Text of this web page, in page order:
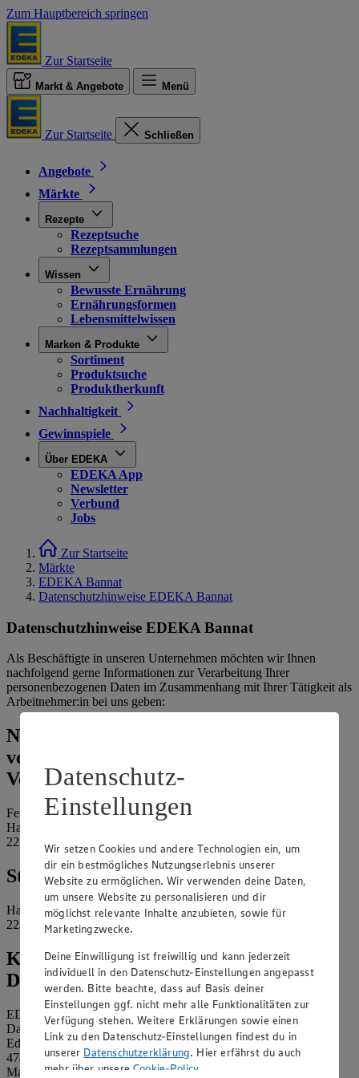
Zum Hauptbereich springen
Zur Startseite
Markt & Angebote Menü
Zur Startseite Schließen
Angebote
Märkte
Rezepte
Rezeptsuche
Rezeptsammlungen
Wissen
Bewusste Ernährung
Ernährungsformen
Lebensmittelwissen
Marken & Produkte
Sortiment
Produktsuche
Produktherkunft
Nachhaltigkeit
Gewinnspiele
Über EDEKA
EDEKA App
Newsletter
Verbund
Jobs
Zur Startseite
Märkte
EDEKA Bannat
Datenschutzhinweise EDEKA Bannat
Datenschutzhinweise EDEKA Bannat
Als Beschäftigte in unseren Unternehmen möchten wir Ihnen
nachfolgend gerne Informationen zur Verarbeitung Ihrer
personenbezogenen Daten im Zusammenhang mit Ihrer Tätigkeit als
Arbeitnehmer:in bei uns geben:
Name und Kontaktdaten der
verantwortlichen Stelle und ggf. deren
Vertretung:
Feinkost Bannat und Tochter KG
Harksheider Straße 2
22399 Hamburg
Standort des Marktes:
Harksheider Straße 2
22399 Hamburg
Kontaktdaten des betrieblichen
Datenschutzbeauftragten:
EDEKA Nordwest Stiftung & Co. KG
Datenschutzbeauftragter
Edekaplatz 1
47445 Moers
Mail:
nw_datenschutz@edeka.de
Datenschutz-
Einstellungen
Wir setzen Cookies und andere Technologien ein, um
dir ein bestmögliches Nutzungserlebnis unserer
Website zu ermöglichen. Wir verwenden deine Daten,
um unsere Website zu personalisieren und dir
möglichst relevante Inhalte anzubieten, sowie für
Marketingzwecke.
Deine Einwilligung ist freiwillig und kann jederzeit
individuell in den Datenschutz-Einstellungen angepasst
werden. Bitte beachte, dass auf Basis deiner
Einstellungen ggf. nicht mehr alle Funktionalitäten zur
Verfügung stehen. Weitere Erklärungen sowie einen
Link zu den Datenschutz-Einstellungen findest du in
unserer Datenschutzerklärung. Hier erfährst du auch
mehr über unsereCookie-Policy.